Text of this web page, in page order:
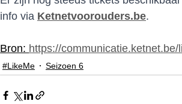
info via Ketnetvoorouders.be.
Bron: https://
#LikeMe Seizoen 6